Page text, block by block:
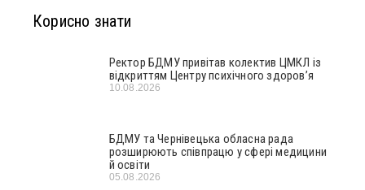
Корисно знати
Ректор БДМУ привітав колектив ЦМКЛ із
відкриттям Центру психічного здоров’я
10.08.2026
БДМУ та Чернівецька обласна рада
розширюють співпрацю у сфері медицини
й освіти
05.08.2026